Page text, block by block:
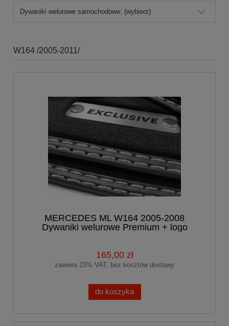
Dywaniki welurowe samochodowe: (wybierz)
W164 /2005-2011/
MERCEDES ML W164 2005-2008
Dywaniki welurowe Premium + logo
165,00 zł
zawiera 23% VAT, bez kosztów dostawy
do koszyka